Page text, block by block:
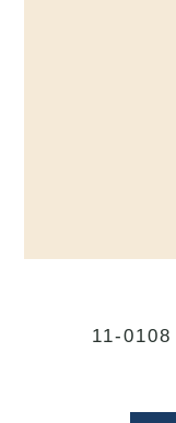
11-